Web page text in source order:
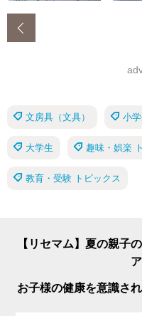
文房具（文具） 小
大学生 趣味・娯楽
教育・受験 トピックス
【リセマム】夏の親子
お子様の健康を意識さ